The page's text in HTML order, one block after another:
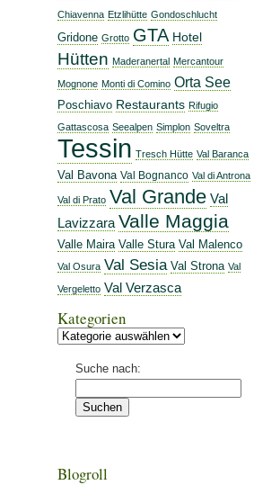
Chiavenna Etzlihütte Gondoschlucht
Gridone Grotto GTA Hotel
Hütten Maderanertal Mercantour
Mognone Monti di Comino Orta See
Poschiavo Restaurants Rifugio
Gattascosa Seealpen Simplon Soveltra
Tessin Tresch Hütte Val Baranca
Val Bavona Val Bognanco Val di Antrona
Val di Prato Val Grande Val
Lavizzara Valle Maggia
Valle Maira Valle Stura Val Malenco
Val Osura Val Sesia Val Strona Val
Vergeletto Val Verzasca
Kategorien
Suche nach:
Blogroll